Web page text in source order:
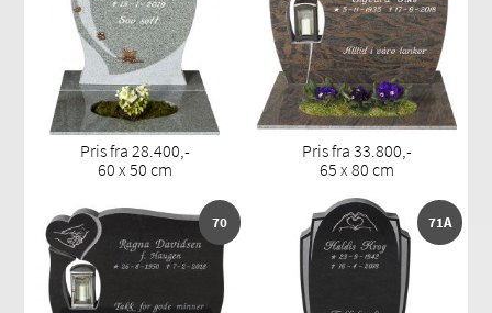
Pris fra 28.400,-
60 x 50 cm
Pris fra 33.800,-
65 x 80 cm
70 71A